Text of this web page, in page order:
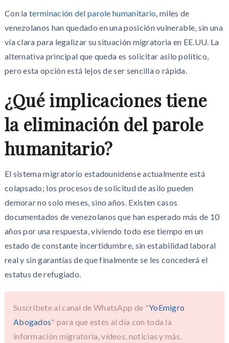
Con laterminación del parole humanitario, miles de
venezolanos han quedado en una posición vulnerable, sin una
vía clara para legalizar su situación migratoria en EE.UU. La
alternativa principal que queda es solicitar asilo político,
pero esta opción está lejos de ser sencilla o rápida.
¿Qué implicaciones tiene
la eliminación del parole
humanitario?
El sistema migratorio estadounidense actualmente está
colapsado; los procesos de solicitud de asilo pueden
demorar no solo meses, sino años. Existen casos
documentados de venezolanos que han esperado más de 10
años por una respuesta, viviendo todo ese tiempo en un
estado de constante incertidumbre, sin estabilidad laboral
real y sin garantías de que finalmente se les concederá el
estatus de refugiado.
Suscríbete al canal de WhatsApp de "YoEmigro
Abogados" para que estés al día con toda la
información migratoria, vídeos, noticias y más.